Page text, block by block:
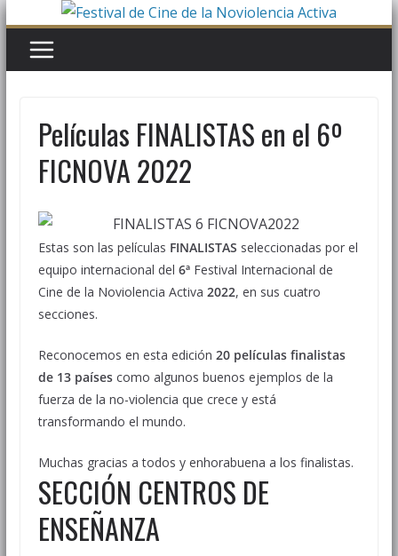
Saltar
contenido
Películas FINALISTAS en el 6º
FICNOVA 2022
Estas son las películas FINALISTAS seleccionadas por el
equipo internacional del 6ªFestival Internacional de
Cine de la Noviolencia Activa 2022, en sus cuatro
secciones.
Reconocemos en esta edición 20 películas finalistas
de 13 paísescomo algunos buenos ejemplos de la
fuerza de la no-violencia que crece y está
transformando el mundo.
Muchas gracias a todos y enhorabuena a los finalistas.
SECCIÓN CENTROS DE
ENSEÑANZA